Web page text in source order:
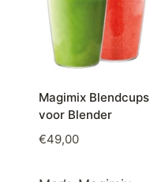
Magimix Blendcups
voor Blender
€49,00